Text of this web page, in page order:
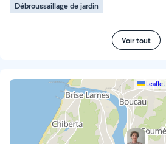
Débroussaillage de jardin
Voir tout
Leaflet